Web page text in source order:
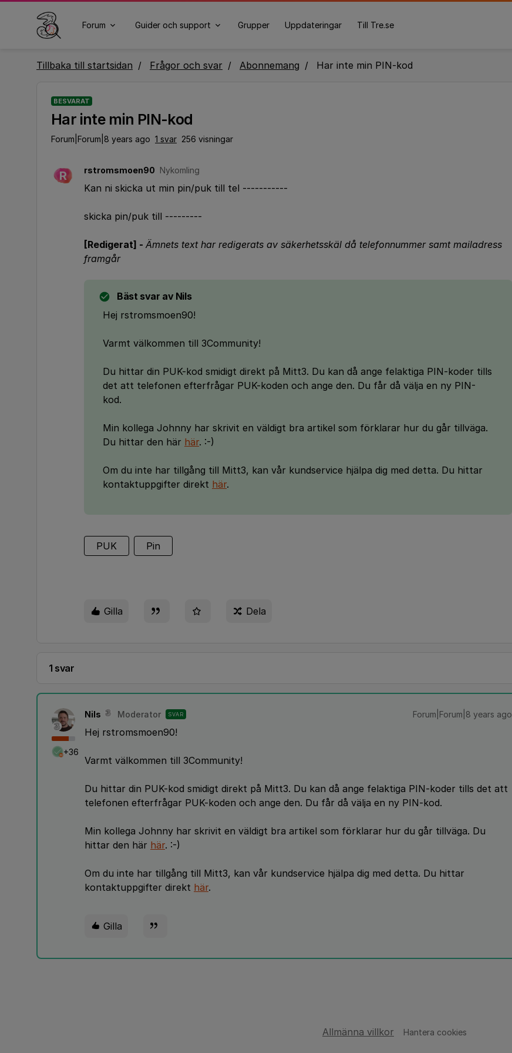
Forum Guider och support Grupper Uppdateringar Till Tre.se
Tillbaka till startsidan Frågor och svar Abonnemang Har inte min PIN-kod
BESVARAT
Har inte min PIN-kod
Forum|Forum|8 years ago 1 svar 256 visningar
R rstromsmoen90 Nykomling
Kan ni skicka ut min pin/puk till tel -----------
skicka pin/puk till ---------
[Redigerat] - Ämnets text har redigerats av säkerhetsskäl då telefonnummer samt mailadress
framgår
Bäst svar av Nils
Hej rstromsmoen90!
Varmt välkommen till 3Community!
Du hittar din PUK-kod smidigt direkt på Mitt3. Du kan då ange felaktiga PIN-koder tills
det att telefonen efterfrågar PUK-koden och ange den. Du får då välja en ny PIN-
kod.
Min kollega Johnny har skrivit en väldigt bra artikel som förklarar hur du går tillväga.
Du hittar den här här. :-)
Om du inte har tillgång till Mitt3, kan vår kundservice hjälpa dig med detta. Du hittar
kontaktuppgifter direkt här.
PUK Pin
Gilla Dela
1 svar
+36
Nils Moderator SVAR Forum|Forum|8 years ago
Hej rstromsmoen90!
Varmt välkommen till 3Community!
Du hittar din PUK-kod smidigt direkt på Mitt3. Du kan då ange felaktiga PIN-koder tills det att
telefonen efterfrågar PUK-koden och ange den. Du får då välja en ny PIN-kod.
Min kollega Johnny har skrivit en väldigt bra artikel som förklarar hur du går tillväga. Du
hittar den här här. :-)
Om du inte har tillgång till Mitt3, kan vår kundservice hjälpa dig med detta. Du hittar
kontaktuppgifter direkt här.
Gilla
Allmänna villkor Hantera cookies